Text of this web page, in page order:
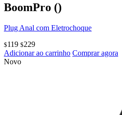
BoomPro ()
Plug Anal com Eletrochoque
$119 $229
Adicionar ao carrinho Comprar agora
Novo